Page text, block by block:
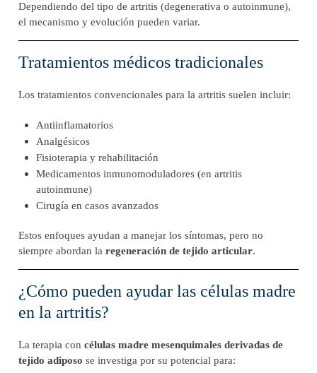
Dependiendo del tipo de artritis (degenerativa o autoinmune),
el mecanismo y evolución pueden variar.
Tratamientos médicos tradicionales
Los tratamientos convencionales para la artritis suelen incluir:
Antiinflamatorios
Analgésicos
Fisioterapia y rehabilitación
Medicamentos inmunomoduladores (en artritis
autoinmune)
Cirugía en casos avanzados
Estos enfoques ayudan a manejar los síntomas, pero no
siempre abordan la regeneración de tejido articular.
¿Cómo pueden ayudar las células madre
en la artritis?
La terapia con células madre mesenquimales derivadas de
tejido adiposo se investiga por su potencial para: